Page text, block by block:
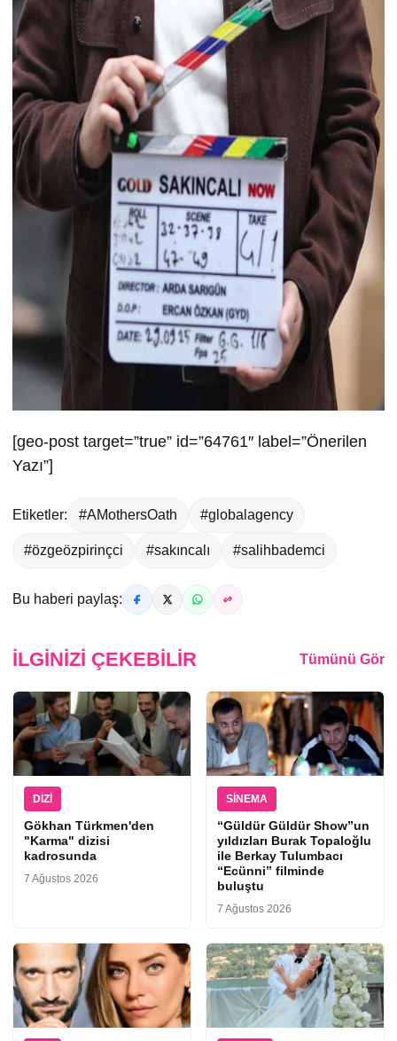
[geo-post target=”true” id=”64761″ label=”Önerilen
Yazı”]
Etiketler: #AMothersOath #globalagency
#özgeözpirinçci #sakıncalı #salihbademci
Bu haberi paylaş:
İLGINIZI ÇEKEBILIR Tümünü Gör
DIZI
Gökhan Türkmen'den
"Karma" dizisi
kadrosunda
7 Ağustos 2026
SINEMA
“Güldür Güldür Show”un
yıldızları Burak Topaloğlu
ile Berkay Tulumbacı
“Ecünni” filminde
buluştu
7 Ağustos 2026